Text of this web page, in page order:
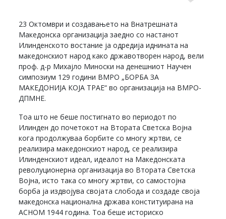
23 Октомври и создавањето на Внатрешната
Македонска организација заедно со настанот
Илинденското востание ја одредија иднината на
македонскиот народ како државотворен народ, вели
проф. д-р Михајло Миноски на денешниот Научен
симпозиум 129 години ВМРО „БОРБА ЗА
МАКЕДОНИЈА КОЈА ТРАЕ“ во организација на ВМРО-
ДПМНЕ.
Тоа што не беше постигнато во периодот по
Илинден до почетокот на Втората Светска Војна
кога продолжуваа борбите со многу жртви, се
реализира македонскиот народ, се реализира
Илинденскиот идеал, идеалот на Македонската
револуционерна организација во Втората Светска
Војна, исто така со многу жртви, со самостојна
борба ја издвојува својата слобода и создаде своја
македонска национална држава конституирана на
АСНОМ 1944 година. Тоа беше историско